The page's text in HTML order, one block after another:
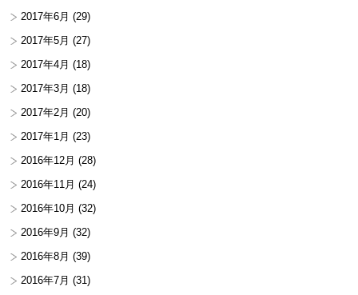
2017年6月 (29)
2017年5月 (27)
2017年4月 (18)
2017年3月 (18)
2017年2月 (20)
2017年1月 (23)
2016年12月 (28)
2016年11月 (24)
2016年10月 (32)
2016年9月 (32)
2016年8月 (39)
2016年7月 (31)